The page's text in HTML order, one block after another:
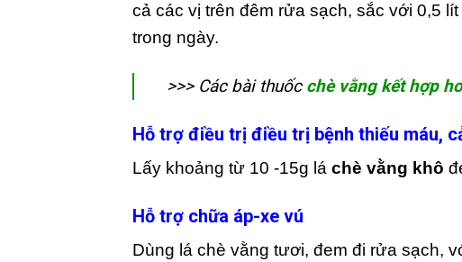
cả các vị trên đêm rửa sạch, sắc với 0,5
trong ngày.
>>> Các bài thuốc chè vằng kết hợp
Hỗ trợ điều trị điều trị bệnh thiếu máu,
Lấy khoảng từ 10 -15g lá chè vằng khô
Hỗ trợ chữa áp-xe vú
Dùng lá chè vằng tươi, đem đi rửa sạch,